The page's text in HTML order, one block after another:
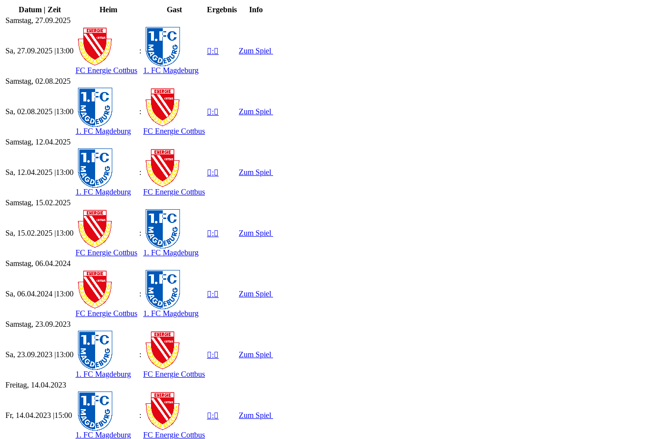
Datum | Zeit Heim Gast Ergebnis
Info
Samstag, 27.09.2025
Sa, 27.09.2025 |13:00
FC Energie Cottbus
:
1. FC Magdeburg
: Zum Spiel
Samstag, 02.08.2025
Sa, 02.08.2025 |13:00
1. FC Magdeburg
:
FC Energie Cottbus
: Zum Spiel
Samstag, 12.04.2025
Sa, 12.04.2025 |13:00
1. FC Magdeburg
:
FC Energie Cottbus
: Zum Spiel
Samstag, 15.02.2025
Sa, 15.02.2025 |13:00
FC Energie Cottbus
:
1. FC Magdeburg
: Zum Spiel
Samstag, 06.04.2024
Sa, 06.04.2024 |13:00
FC Energie Cottbus
:
1. FC Magdeburg
: Zum Spiel
Samstag, 23.09.2023
Sa, 23.09.2023 |13:00
1. FC Magdeburg
:
FC Energie Cottbus
: Zum Spiel
Freitag, 14.04.2023
Fr, 14.04.2023 |15:00
1. FC Magdeburg
:
FC Energie Cottbus
: Zum Spiel